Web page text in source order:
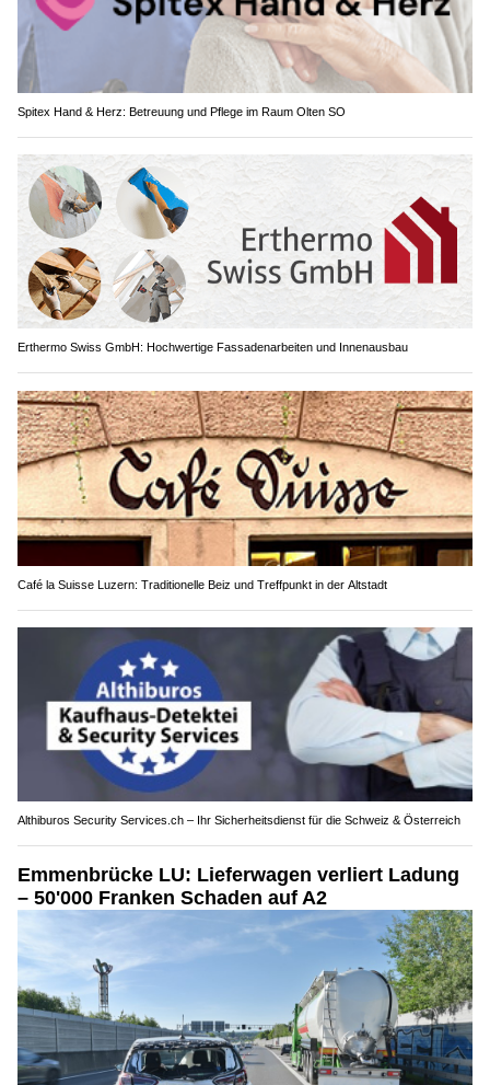
Spitex Hand & Herz: Betreuung und Pflege im Raum Olten SO
Erthermo Swiss GmbH: Hochwertige Fassadenarbeiten und Innenausbau
Café la Suisse Luzern: Traditionelle Beiz und Treffpunkt in der Altstadt
Althiburos Security Services.ch – Ihr Sicherheitsdienst für die Schweiz & Österreich
Emmenbrücke LU: Lieferwagen verliert Ladung
– 50'000 Franken Schaden auf A2